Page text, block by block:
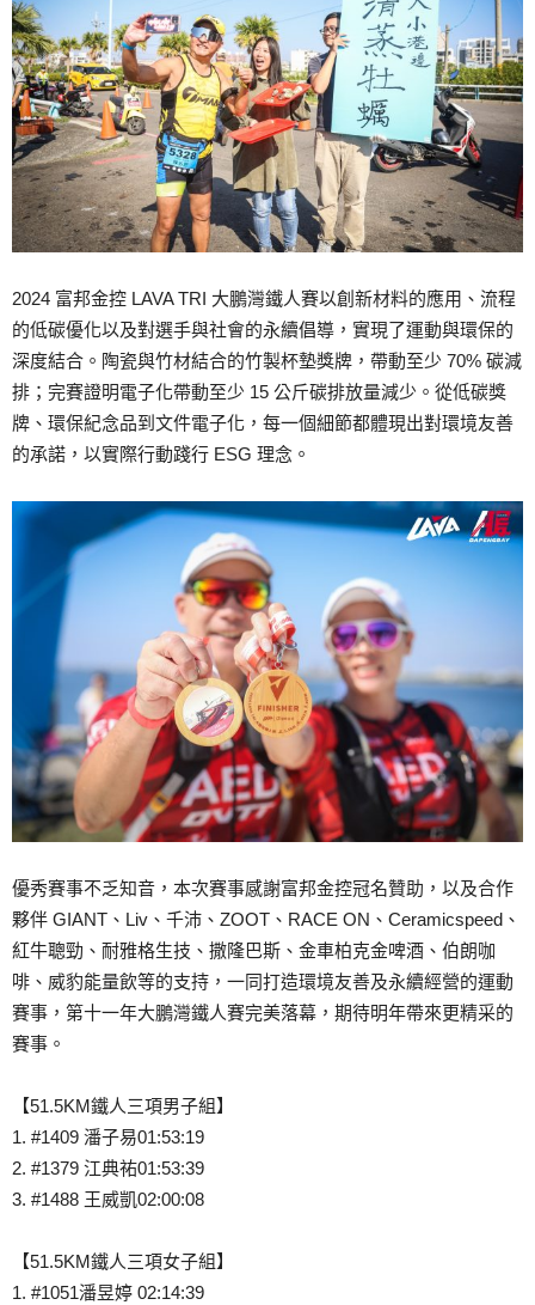
2024 富邦金控 LAVA TRI 大鵬灣鐵人賽以創新材料的應用、流程
的低碳優化以及對選手與社會的永續倡導，實現了運動與環保的
深度結合。陶瓷與竹材結合的竹製杯墊獎牌，帶動至少 70% 碳減
排；完賽證明電子化帶動至少 15 公斤碳排放量減少。從低碳獎
牌、環保紀念品到文件電子化，每一個細節都體現出對環境友善
的承諾，以實際行動踐行 ESG 理念。
優秀賽事不乏知音，本次賽事感謝富邦金控冠名贊助，以及合作
夥伴 GIANT、Liv、千沛、ZOOT、RACE ON、Ceramicspeed、
紅牛聰勁、耐雅格生技、撒隆巴斯、金車柏克金啤酒、伯朗咖
啡、威豹能量飲等的支持，一同打造環境友善及永續經營的運動
賽事，第十一年大鵬灣鐵人賽完美落幕，期待明年帶來更精采的
賽事。
【51.5KM鐵人三項男子組】
1. #1409 潘子易01:53:19
2. #1379 江典祐01:53:39
3. #1488 王威凱02:00:08
【51.5KM鐵人三項女子組】
1. #1051潘昱婷 02:14:39